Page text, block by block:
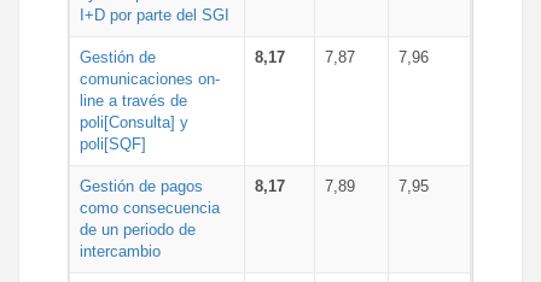
I+D por parte del SGI
Gestión de
comunicaciones on-
line a través de
poli[Consulta] y
poli[SQF]
8,17 7,87 7,96
Gestión de pagos
como consecuencia
de un periodo de
intercambio
8,17 7,89 7,95